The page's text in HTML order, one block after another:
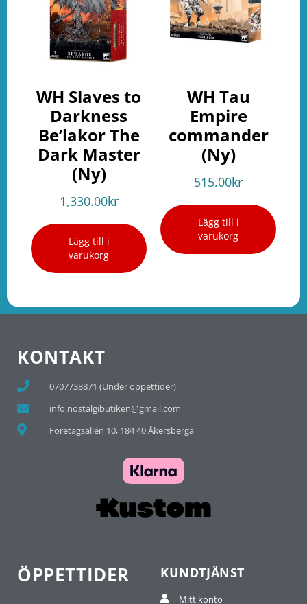
WH Slaves to
Darkness
Be’lakor The
Dark Master
(Ny)
1,330.00kr
Lägg till i
varukorg
WH Tau
Empire
commander
(Ny)
515.00kr
Lägg till i
varukorg
KONTAKT
0707738871 (Under öppettider)
info.nostalgibutiken@gmail.com
Företagsallén 10, 184 40 Åkersberga
ÖPPETTIDER KUNDTJÄNST
Mitt konto